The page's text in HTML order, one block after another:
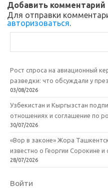
i
k
k
и
т
Добавить комментарий
Для отправки
авторизоваться.
Рост спроса на авиационный
разведки: что обсуждали у
03/08/2026
Узбекистан и Кыргызстан
отношениях и соглашение по
30/07/2026
«Вор в законе» Жора
известно о Георгии Сорокине и
28/07/2026
Войти